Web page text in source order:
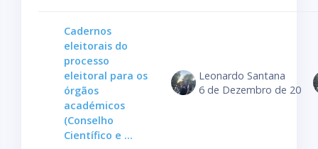
Cadernos
eleitorais do
processo
eleitoral para os
órgãos
académicos
(Conselho
Científico e ...
Leonardo Santana
6 de Dezembro de 2024